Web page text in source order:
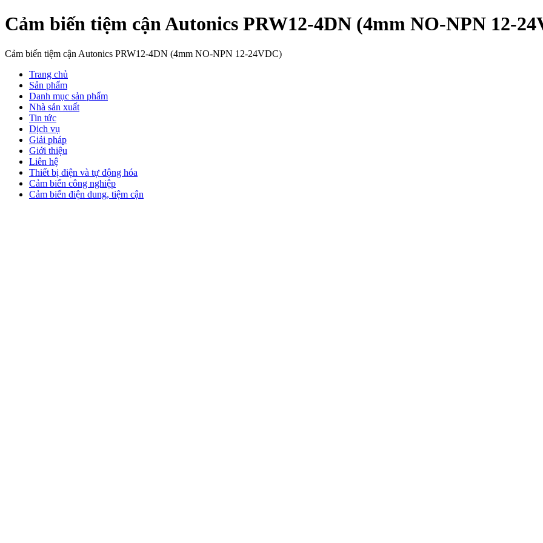
Cảm biến tiệm cận Autonics PRW12-4DN (4mm NO-NPN 12-
Cảm biến tiệm cận Autonics PRW12-4DN (4mm NO-NPN 12-24VDC)
Trang chủ
Sản phẩm
Danh mục sản phẩm
Nhà sản xuất
Tin tức
Dịch vụ
Giải pháp
Giới thiệu
Liên hệ
Thiết bị điện và tự động hóa
Cảm biến công nghiệp
Cảm biến điện dung, tiệm cận